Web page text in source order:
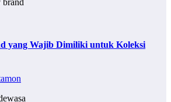
yang Wajib Dimiliki untuk Koleksi